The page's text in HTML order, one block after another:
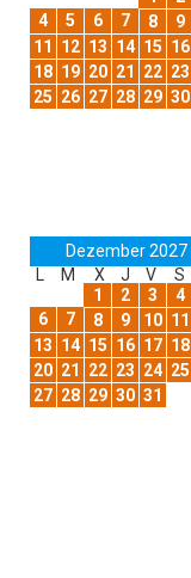
4
5 6 7 8 9
11
12 13 14 15 16
18 19 20 21 22 23
25 26 27 28 29 30
Dezember 2027
L
M X J V S
1
2 3 4
6
7 8 9 10 11
13 14 15 16 17 18
20 21 22 23 24 25
27 28 29 30 31